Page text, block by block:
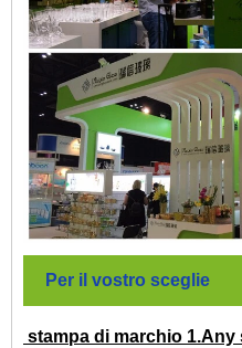
Per il vostro sceglie
stampa di marchio